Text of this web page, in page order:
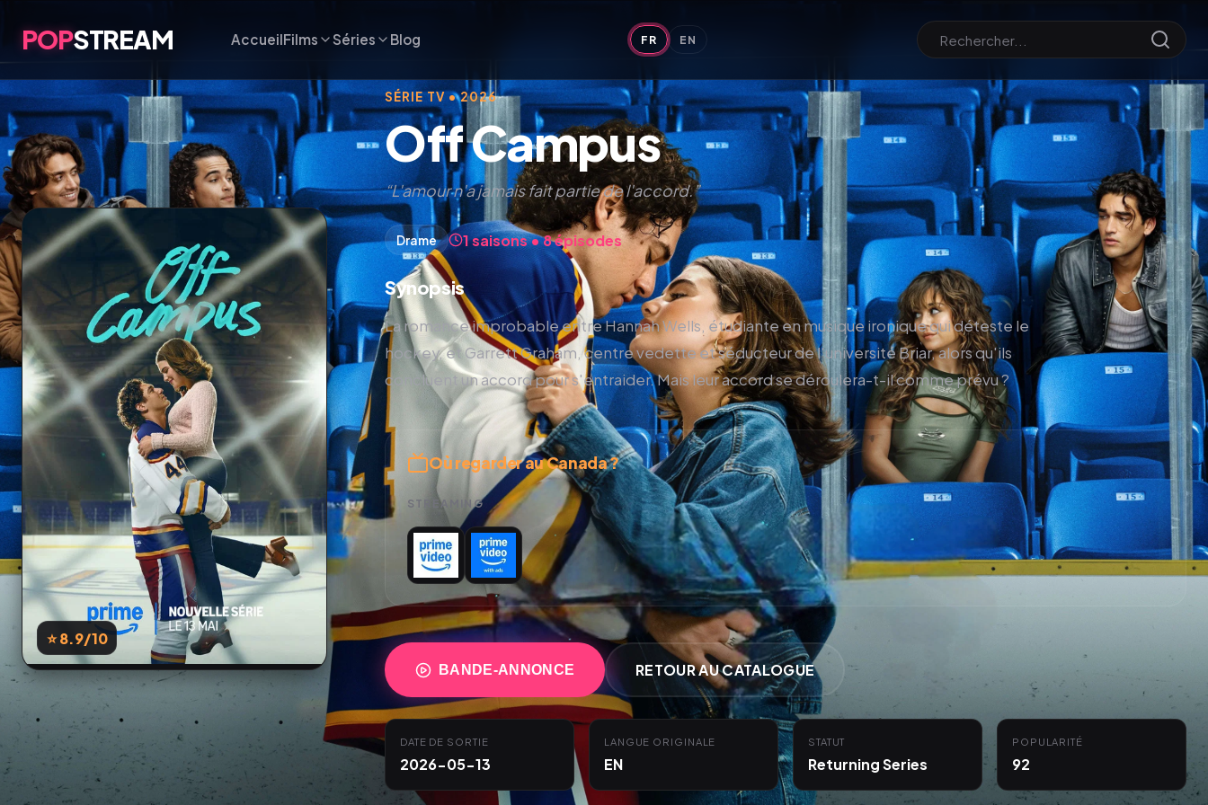
POPSTREAM AccueilFilms Séries Blog FR EN
⭐ 8.9/10
SÉRIE TV • 2026
Off Campus
“L'amour n'a jamais fait partie de l'accord.”
Drame 1 saisons • 8 épisodes
Synopsis
La romance improbable entre Hannah Wells, étudiante en musique ironique qui déteste le
hockey, et Garrett Graham, centre vedette et séducteur de l'université Briar, alors qu'ils
concluent un accord pour s'entraider. Mais leur accord se déroulera-t-il comme prévu ?
Où regarder au Canada ?
STREAMING
BANDE-ANNONCE RETOUR AU CATALOGUE
DATE DE SORTIE
2026-05-13
LANGUE ORIGINALE
EN
STATUT
Returning Series
POPULARITÉ
92